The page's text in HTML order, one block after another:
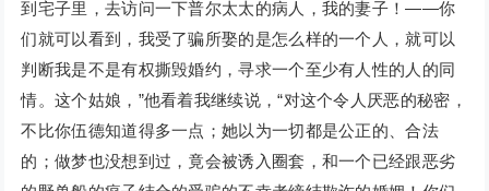
到宅子里，去访问一下普尔太太的病人，我的妻子！——你
们就可以看到，我受了骗所娶的是怎么样的一个人，就可以
判断我是不是有权撕毁婚约，寻求一个至少有人性的人的同
情。这个姑娘，”他看着我继续说，“对这个令人厌恶的秘密，
不比你伍德知道得多一点；她以为一切都是公正的、合法
的；做梦也没想到过，竟会被诱入圈套，和一个已经跟恶劣